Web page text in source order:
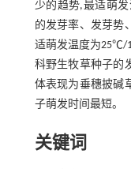
少的趋势,最适萌
的发芽率、发芽势
适萌发温度为25℃/
科野生牧草种子的
体表现为垂穗披碱
子萌发时间最短。
关键词